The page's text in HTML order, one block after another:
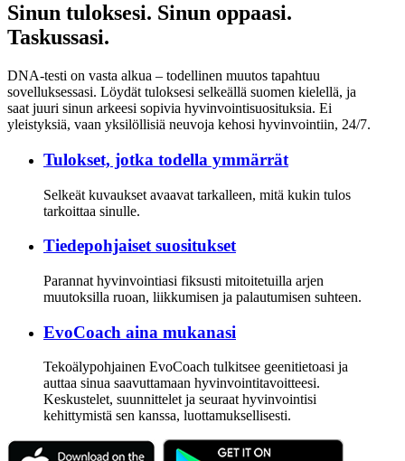
Sinun tuloksesi. Sinun oppaasi.
Taskussasi.
DNA-testi on vasta alkua – todellinen muutos tapahtuu
sovelluksessasi. Löydät tuloksesi selkeällä suomen kielellä, ja
saat juuri sinun arkeesi sopivia hyvinvointisuosituksia. Ei
yleistyksiä, vaan yksilöllisiä neuvoja kehosi hyvinvointiin, 24/7.
Tulokset, jotka todella ymmärrät
Selkeät kuvaukset avaavat tarkalleen, mitä kukin tulos
tarkoittaa sinulle.
Tiedepohjaiset suositukset
Parannat hyvinvointiasi fiksusti mitoitetuilla arjen
muutoksilla ruoan, liikkumisen ja palautumisen suhteen.
EvoCoach aina mukanasi
Tekoälypohjainen EvoCoach tulkitsee geenitietoasi ja
auttaa sinua saavuttamaan hyvinvointitavoitteesi.
Keskustelet, suunnittelet ja seuraat hyvinvointisi
kehittymistä sen kanssa, luottamuksellisesti.